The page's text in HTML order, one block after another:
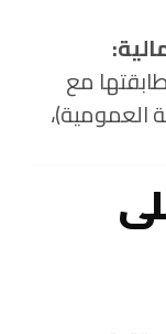
مع
العمومية)،